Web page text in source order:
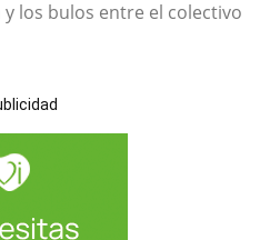
los bulos entre el colectivo